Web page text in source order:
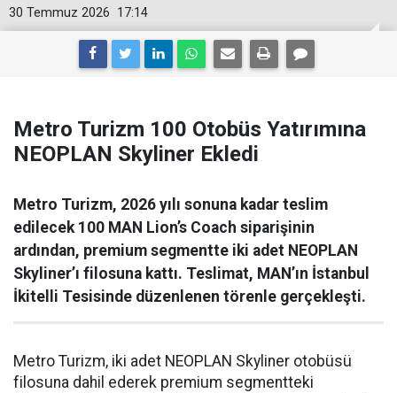
17:14
30 Temmuz 2026
Metro Turizm 100 Otobüs Yatırımına
NEOPLAN Skyliner Ekledi
Metro Turizm, 2026 yılı sonuna kadar teslim
edilecek 100 MAN Lion’s Coach siparişinin
ardından, premium segmentte iki adet NEOPLAN
Skyliner’ı filosuna kattı. Teslimat, MAN’ın İstanbul
İkitelli Tesisinde düzenlenen törenle gerçekleşti.
Metro Turizm, iki adet NEOPLAN Skyliner otobüsü
filosuna dahil ederek premium segmentteki